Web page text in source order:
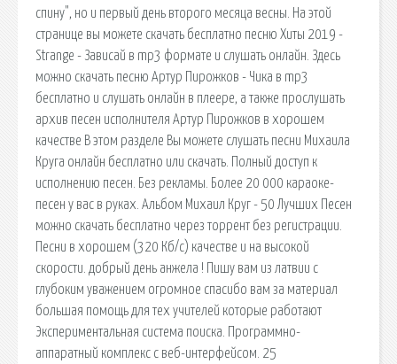
спину", но и первый день второго месяца весны. На этой
странице вы можете скачать бесплатно песню Хиты 2019 -
Strange - Зависай в mp3 формате и слушать онлайн. Здесь
можно скачать песню Артур Пирожков - Чика в mp3
бесплатно и слушать онлайн в плеере, а также прослушать
архив песен исполнителя Артур Пирожков в хорошем
качестве В этом разделе Вы можете слушать песни Михаила
Круга онлайн бесплатно или скачать. Полный доступ к
исполнению песен. Без рекламы. Более 20 000 караоке-
песен у вас в руках. Альбом Михаил Круг - 50 Лучших Песен
можно скачать бесплатно через торрент без регистрации.
Песни в хорошем (320 Кб/с) качестве и на высокой
скорости. добрый день анжела ! Пишу вам из латвии с
глубоким уважением огромное спасибо вам за материал
большая помощь для тех учителей которые работают
Экспериментальная система поиска. Программно-
аппаратный комплекс с веб-интерфейсом. 25